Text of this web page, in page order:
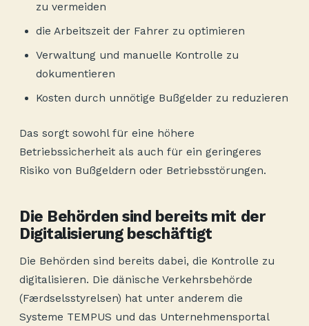
zu vermeiden
die Arbeitszeit der Fahrer zu optimieren
Verwaltung und manuelle Kontrolle zu
dokumentieren
Kosten durch unnötige Bußgelder zu reduzieren
Das sorgt sowohl für eine höhere
Betriebssicherheit als auch für ein geringeres
Risiko von Bußgeldern oder Betriebsstörungen.
Die Behörden sind bereits mit der
Digitalisierung beschäftigt
Die Behörden sind bereits dabei, die Kontrolle zu
digitalisieren. Die dänische Verkehrsbehörde
(Færdselsstyrelsen) hat unter anderem die
Systeme TEMPUS und das Unternehmensportal